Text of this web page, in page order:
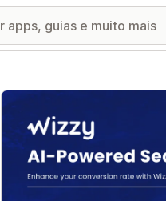
Galeria de imagens em